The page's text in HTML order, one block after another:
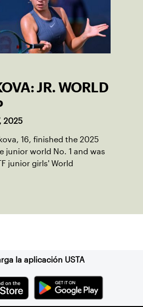
JR. WORLD
2025
16, finished the 2025
junior world No. 1 and was
junior girls' World
la aplicación USTA